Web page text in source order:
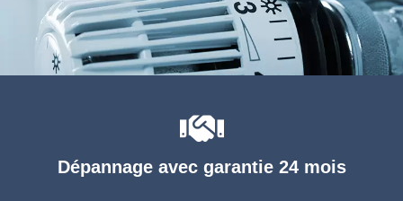
Dépannage avec garantie 24 mois